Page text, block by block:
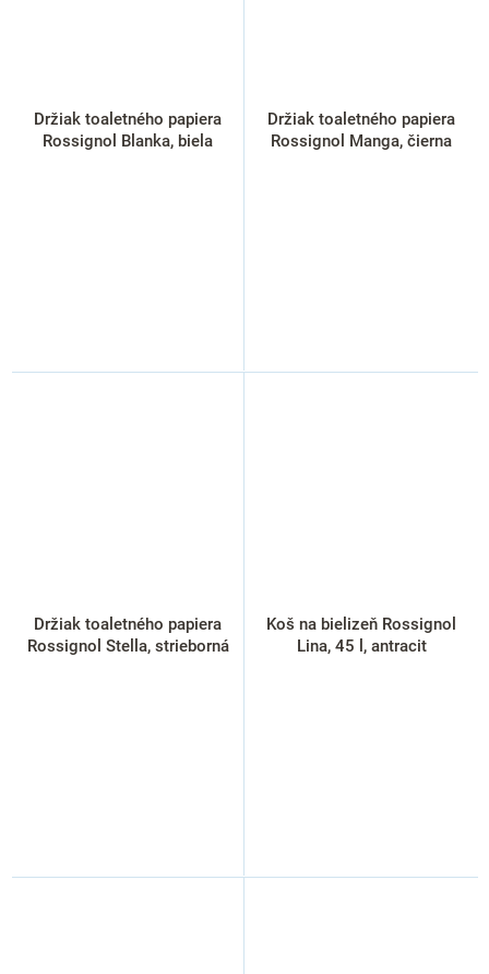
Držiak toaletného papiera
Rossignol Blanka, biela
Držiak toaletného papiera
Rossignol Manga, čierna
Držiak toaletného papiera
Rossignol Stella, strieborná
Koš na bielizeň Rossignol
Lina, 45 l, antracit